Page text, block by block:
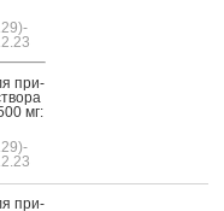
при­
мг:
при­